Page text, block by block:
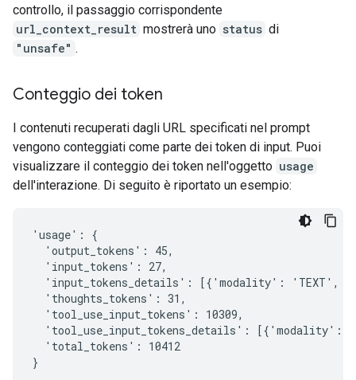
controllo, il passaggio corrispondente
url_context_result mostrerà uno status di
"unsafe" .
Conteggio dei token
I contenuti recuperati dagli URL specificati nel prompt
vengono conteggiati come parte dei token di input. Puoi
visualizzare il conteggio dei token nell'oggetto usage
dell'interazione. Di seguito è riportato un esempio:
'usage': {
  'output_tokens': 45,
  'input_tokens': 27,
'input_tokens_details': [{'modality': 'TEXT',
  'thoughts_tokens': 31,
  'tool_use_input_tokens': 10309,
'tool_use_input_tokens_details': [{'modality':
  'total_tokens': 10412